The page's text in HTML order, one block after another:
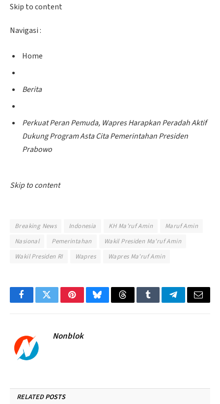
Skip to content
Navigasi :
Home
Berita
Perkuat Peran Pemuda, Wapres Harapkan Peradah Aktif
Dukung Program Asta Cita Pemerintahan Presiden
Prabowo
Skip to content
Breaking News Indonesia KH Ma'ruf Amin
Maruf Amin
Nasional
Pemerintahan
Wakil Presiden Ma'ruf Amin
Wakil Presiden RI
Wapres Wapres Ma'ruf Amin
FacebookTwitterPinterestBlueskyThreadsTumblrTelegramEmail
Nonblok
RELATEDPOSTS